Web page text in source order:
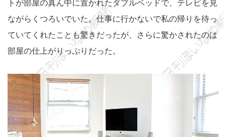
トが部屋の真ん中に置かれたダブルベッドで、テレビを見
ながらくつろいでいた。仕事に行かないで私の帰りを待っ
ていてくれたことも驚きだったが、さらに驚かされたのは
部屋の仕上がりっぷりだった。